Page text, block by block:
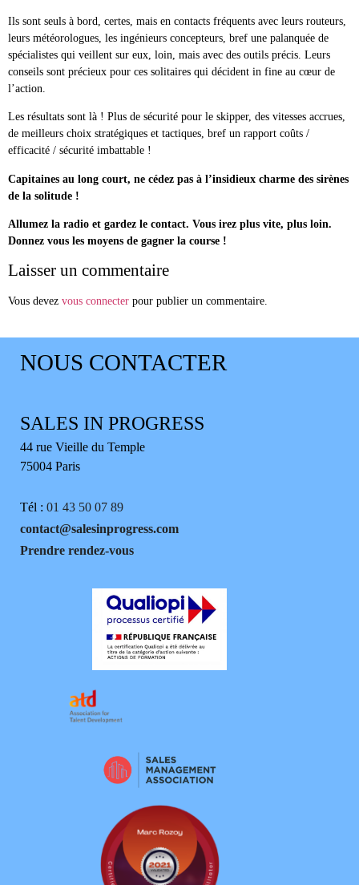
Ils sont seuls à bord, certes, mais en contacts fréquents avec leurs routeurs,
leurs météorologues, les ingénieurs concepteurs, bref une palanquée de
spécialistes qui veillent sur eux, loin, mais avec des outils précis. Leurs
conseils sont précieux pour ces solitaires qui décident in fine au cœur de
l’action.
Les résultats sont là ! Plus de sécurité pour le skipper, des vitesses accrues,
de meilleurs choix stratégiques et tactiques, bref un rapport coûts /
efficacité / sécurité imbattable !
Capitaines au long court, ne cédez pas à l’insidieux charme des sirènes
de la solitude !
Allumez la radio et gardez le contact. Vous irez plus vite, plus loin.
Donnez vous les moyens de gagner la course !
Laisser un commentaire
Vous devez vous connecter pour publier un commentaire.
NOUS CONTACTER
SALES IN PROGRESS
44 rue Vieille du Temple
75004 Paris
Tél : 01 43 50 07 89
contact@salesinprogress.com
Prendre rendez-vous